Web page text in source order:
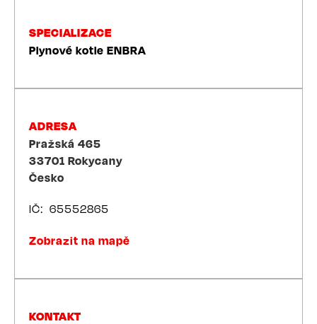
SPECIALIZACE
Plynové kotle ENBRA
ADRESA
Pražská 465
33701 Rokycany
Česko
IČ 65552865
Zobrazit na mapě
KONTAKT